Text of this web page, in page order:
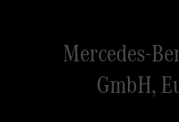
Mercedes-
GmbH,